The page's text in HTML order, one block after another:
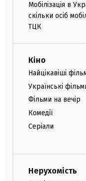
Мобілізація в
скільки осіб
ТЦК
Кіно
Найцікавіші
Українські
Фільми на вечір
Комедії
Серіали
Нерухомість